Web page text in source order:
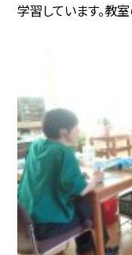
学習しています。教